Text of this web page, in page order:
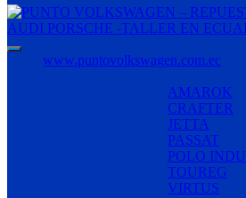
www.puntovolkswagen.com.ec
AMAROK
CRAFTER
JETTA
PASSAT
POLO INDU
TOUREG
VIRTUS